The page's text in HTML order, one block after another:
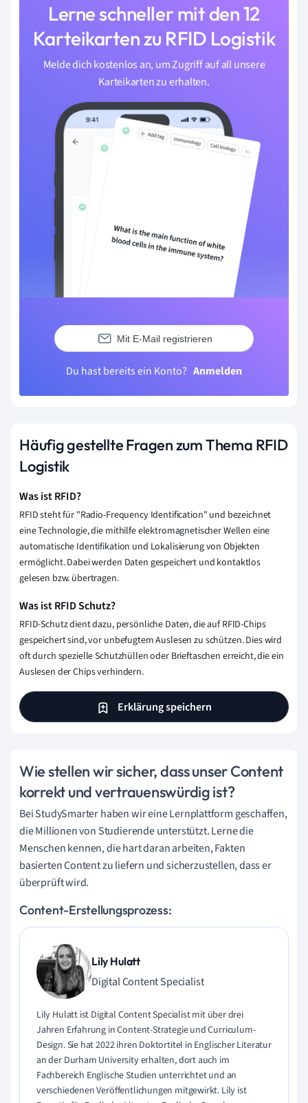
Lerne schneller mit den 12
Karteikarten zu RFID Logistik
Melde dich kostenlos an, um Zugriff auf all unsere
Karteikarten zu erhalten.
Mit E-Mail registrieren
Du hast bereits ein Konto? Anmelden
Häufig gestellte Fragen zum Thema RFID
Logistik
Was ist RFID?
RFID steht für "Radio-Frequency Identification" und bezeichnet
eine Technologie, die mithilfe elektromagnetischer Wellen eine
automatische Identifikation und Lokalisierung von Objekten
ermöglicht. Dabei werden Daten gespeichert und kontaktlos
gelesen bzw. übertragen.
Was ist RFID Schutz?
RFID-Schutz dient dazu, persönliche Daten, die auf RFID-Chips
gespeichert sind, vor unbefugtem Auslesen zu schützen. Dies wird
oft durch spezielle Schutzhüllen oder Brieftaschen erreicht, die ein
Auslesen der Chips verhindern.
Erklärung speichern
Wie stellen wir sicher, dass unser Content
korrekt und vertrauenswürdig ist?
Bei StudySmarter haben wir eine Lernplattform geschaffen,
die Millionen von Studierende unterstützt. Lerne die
Menschen kennen, die hart daran arbeiten, Fakten
basierten Content zu liefern und sicherzustellen, dass er
überprüft wird.
Content-Erstellungsprozess:
Lily Hulatt
Digital Content Specialist
Lily Hulatt ist Digital Content Specialist mit über drei
Jahren Erfahrung in Content-Strategie und Curriculum-
Design. Sie hat 2022 ihren Doktortitel in Englischer Literatur
an der Durham University erhalten, dort auch im
Fachbereich Englische Studien unterrichtet und an
verschiedenen Veröffentlichungen mitgewirkt. Lily ist